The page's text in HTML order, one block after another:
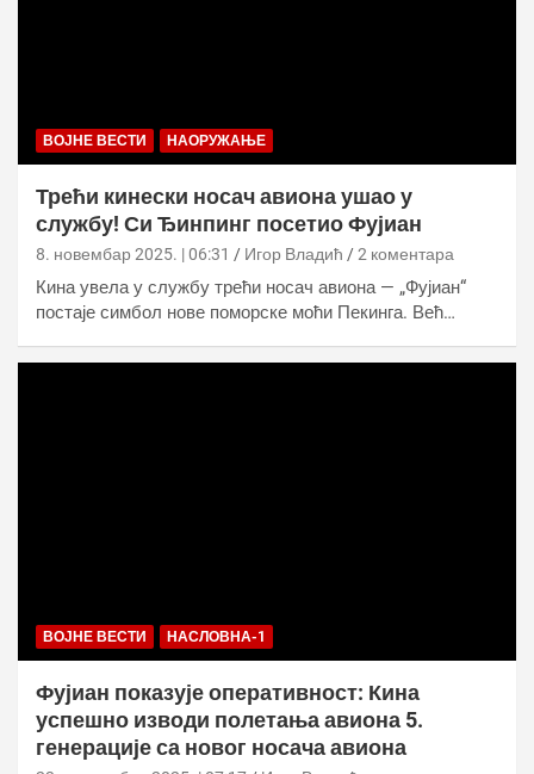
ВОЈНЕ ВЕСТИ НАОРУЖАЊЕ
Трећи кинески носач авиона ушао у
службу! Си Ђинпинг посетио Фујиан
8. новембар 2025. | 06:31 Игор Владић 2 коментара
Кина увела у службу трећи носач авиона — „Фујиан“
постаје симбол нове поморске моћи Пекинга. Већ…
ВОЈНЕ ВЕСТИ НАСЛОВНА-1
Фујиан показује оперативност: Кина
успешно изводи полетања авиона 5.
генерације са новог носача авиона